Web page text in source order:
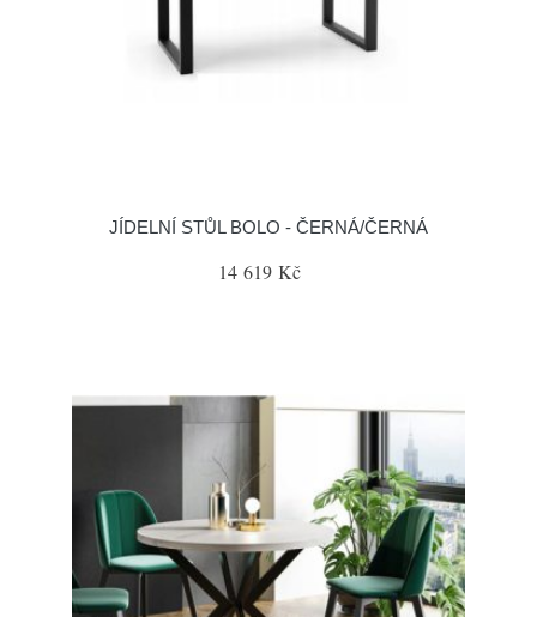
JÍDELNÍ STŮL BOLO - ČERNÁ/ČERNÁ
14 619 Kč